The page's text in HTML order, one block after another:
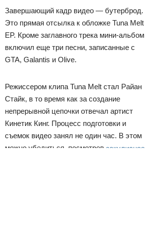
Завершающий кадр видео — бутерброд.
Это прямая отсылка к обложке Tuna Melt
EP. Кроме заглавного трека мини-альбом
включил еще три песни, записанные с
GTA, Galantis и Olive.
Режиссером клипа Tuna Melt стал Райан
Стайк, в то время как за создание
непрерывной цепочки отвечал артист
Кинетик Кинг. Процесс подготовки и
съемок видео занял не один час. В этом
можно убедиться, посмотрев закулисное